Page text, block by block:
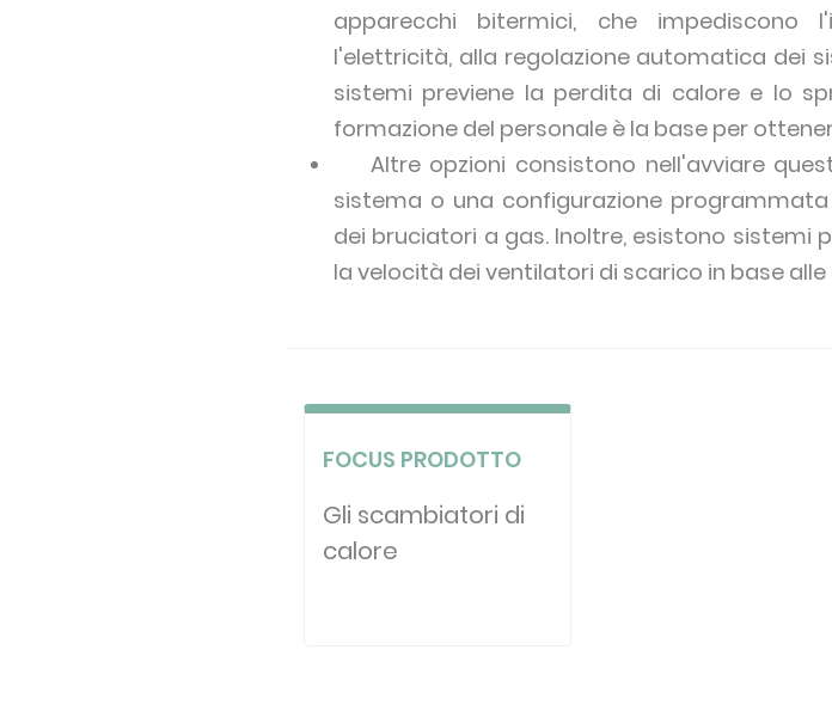
apparecchi bitermici, che impediscono
l'elettricità, alla regolazione automatica dei
sistemi previene la perdita di calore e lo
formazione del personale è la base per
Altre opzioni consistono nell'avviare
sistema o una configurazione
dei bruciatori a gas. Inoltre, esistono
la velocità dei ventilatori di scarico in base
FOCUS PRODOTTO
Gli scambiatori di
calore